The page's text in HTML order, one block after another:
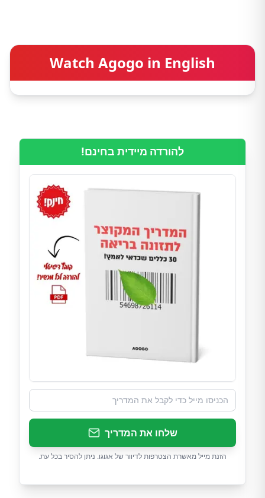
Watch Agogo in English
להורדה מיידית בחינם!
שלחו את המדריך
הזנת מייל מאשרת הצטרפות לדיוור של אגוגו. ניתן להסיר בכל עת.